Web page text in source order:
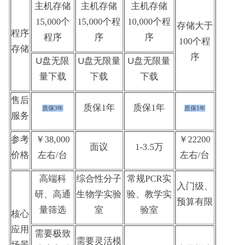
程序
存储
主机存储
15,000个
程序
主机存储
15,000个程
序
主机存储
10,000个程
序
存储大于
100个程
序
U盘无限
量下载
U盘无限量
下载
U盘无限量
下载
售后
服务
质保3年 质保1年 质保1年 质保1年
参考
价格
￥ 38,000
左右/台
面议 1-3.5万
￥22200
左右/台
核心
应用
高端科
研、高通
量筛选
综合性分子
生物学实验
室
常规PCR实
验、教学实
验室
入门级、
预算有限
需要极致
需要灵活模